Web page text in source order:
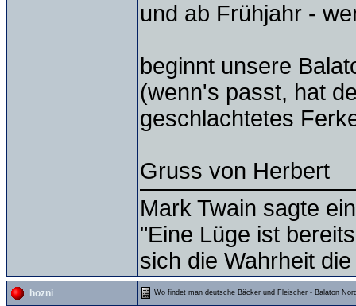
und ab Frühjahr -
beginnt unsere
(wenn's passt, hat
geschlachtetes
Gruss von Herbert
Mark Twain sagte
"Eine Lüge ist
sich die Wahrheit
hozni Wo findet man deutsche Bäcker und Fleischer - Balaton